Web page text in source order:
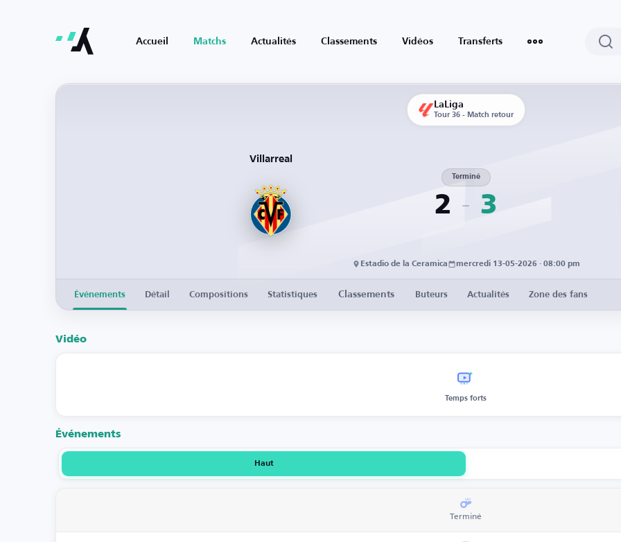
Accueil Matchs Actualités Classements Vidéos Transferts
LaLiga
Tour 36 - Match retour
Villarreal
2
Terminé
3
Estadio de la Ceramica mercredi 13-05-2026 · 08:00 pm
Événements Détail Compositions Statistiques Classements Buteurs Actualités Zone des fans
Vidéo
Temps forts
Événements
Haut
Terminé